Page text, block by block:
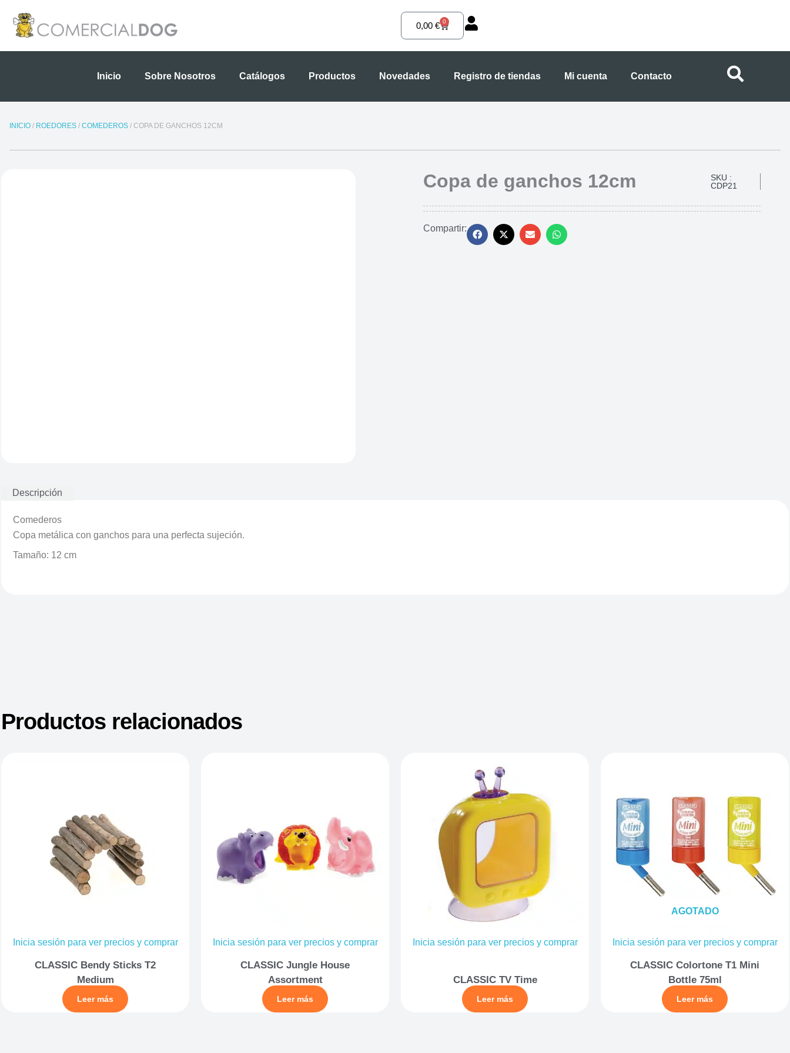
contenido
0,00 € 0
Carrito
Inicio Sobre Nosotros Catálogos Productos Novedades Registro de tiendas Mi cuenta Contacto
INICIO / ROEDORES / COMEDEROS / COPA DE GANCHOS 12CM
Copa de ganchos 12cm
SKU :
CDP21
Compartir:
Descripción
Comederos
Copa metálica con ganchos para una perfecta sujeción.
Tamaño: 12 cm
Productos relacionados
Inicia sesión para ver precios y comprar
CLASSIC Bendy Sticks T2
Medium
Leer más
Inicia sesión para ver precios y comprar
CLASSIC Jungle House
Assortment
Leer más
Inicia sesión para ver precios y comprar
CLASSIC TV Time
Leer más
AGOTADO
Inicia sesión para ver precios y comprar
CLASSIC Colortone T1 Mini
Bottle 75ml
Leer más